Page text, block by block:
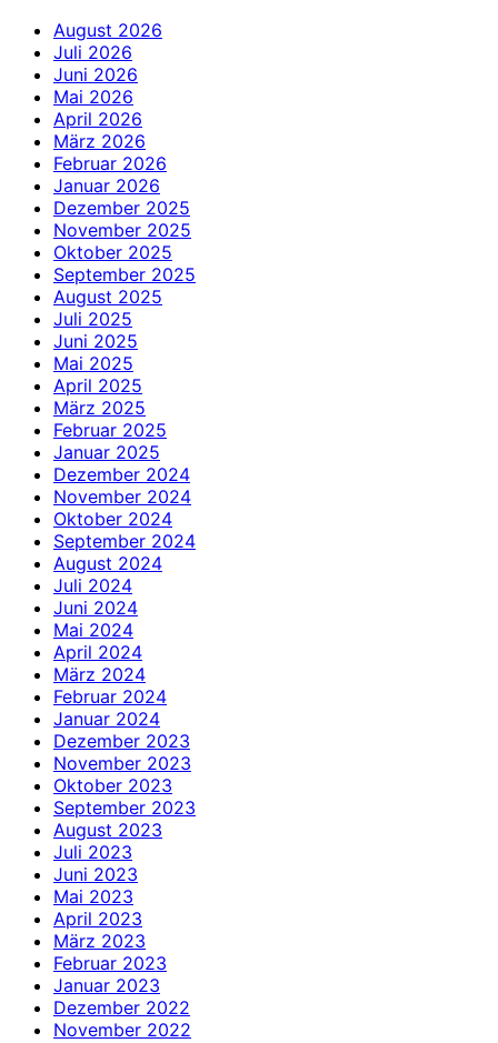
August 2026
Juli 2026
Juni 2026
Mai 2026
April 2026
März 2026
Februar 2026
Januar 2026
Dezember 2025
November 2025
Oktober 2025
September 2025
August 2025
Juli 2025
Juni 2025
Mai 2025
April 2025
März 2025
Februar 2025
Januar 2025
Dezember 2024
November 2024
Oktober 2024
September 2024
August 2024
Juli 2024
Juni 2024
Mai 2024
April 2024
März 2024
Februar 2024
Januar 2024
Dezember 2023
November 2023
Oktober 2023
September 2023
August 2023
Juli 2023
Juni 2023
Mai 2023
April 2023
März 2023
Februar 2023
Januar 2023
Dezember 2022
November 2022